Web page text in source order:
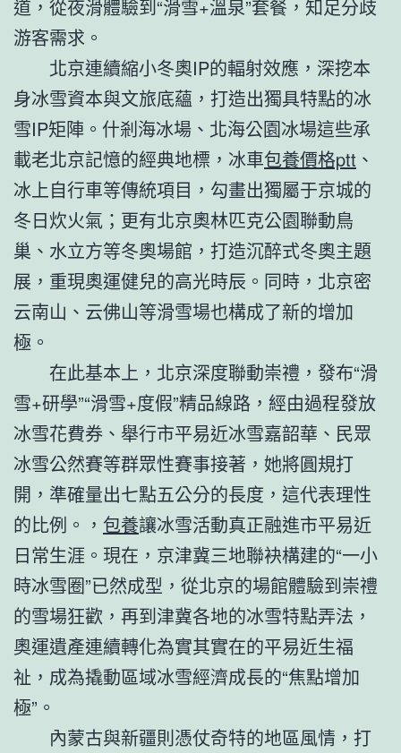
道，從夜滑體驗到“滑雪+溫泉”套餐，知足分歧
游客需求。
北京連續縮小冬奧IP的輻射效應，深挖本
身冰雪資本與文旅底蘊，打造出獨具特點的冰
雪IP矩陣。什剎海冰場、北海公園冰場這些承
載老北京記憶的經典地標，冰車包養價格ptt 、
冰上自行車等傳統項目，勾畫出獨屬于京城的
冬日炊火氣；更有北京奧林匹克公園聯動鳥
巢、水立方等冬奧場館，打造沉醉式冬奧主題
展，重現奧運健兒的高光時辰。同時，北京密
云南山、云佛山等滑雪場也構成了新的增加
極。
在此基本上，北京深度聯動崇禮，發布“滑
雪+研學”“滑雪+度假”精品線路，經由過程發放
冰雪花費券、舉行市平易近冰雪嘉韶華、民眾
冰雪公然賽等群眾性賽事接著，她將圓規打
開，準確量出七點五公分的長度，這代表理性
的比例。， 包養讓冰雪活動真正融進市平易近
日常生涯。現在，京津冀三地聯袂構建的“一小
時冰雪圈”已然成型，從北京的場館體驗到崇禮
的雪場狂歡，再到津冀各地的冰雪特點弄法，
奧運遺產連續轉化為實其實在的平易近生福
祉，成為撬動區域冰雪經濟成長的“焦點增加
極”。
內蒙古與新疆則憑仗奇特的地區風情，打